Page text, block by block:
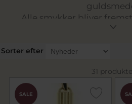
Alle smykker bliver
for kvalitet og
Vi fremstiller også
guld, disse ender på
kollektionen består af
håndlavet og fremstillet
eget værksted af vores
Sorter efter
31
SALE